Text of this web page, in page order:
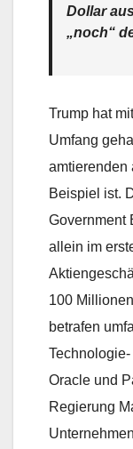
Dollar
„noch“
Trump hat
Umfang
amtierenden
Beispiel ist.
Government
allein im
100
betrafen
Oracle und
Regierung